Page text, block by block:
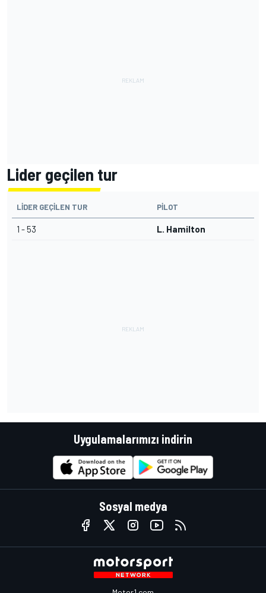
Lider geçilen tur
LIDER GEÇILEN TUR PILOT
1 - 53 L. Hamilton
Uygulamalarımızı indirin
Sosyal medya